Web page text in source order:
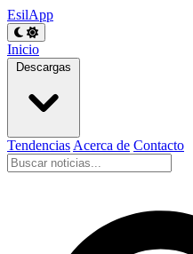
EsilApp
Inicio
Descargas
Tendencias Acerca de Contacto